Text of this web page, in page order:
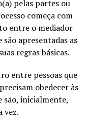
pelas partes ou
começa com
entre o mediador
apresentadas as
regras básicas.
entre pessoas que
obedecer às
são, inicialmente,
vez.